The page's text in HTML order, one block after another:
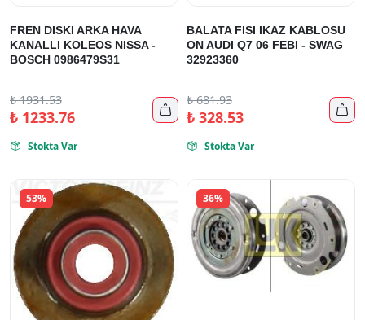
FREN DISKI ARKA HAVA
KANALLI KOLEOS NISSA -
BOSCH 0986479S31
₺1931.53
₺1233.76 
 Stokta Var
BALATA FISI IKAZ KABLOSU
ON AUDI Q7 06 FEBI - SWAG
32923360
₺681.93
₺328.53 
 Stokta Var
53% 36%